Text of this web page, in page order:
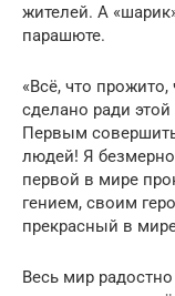
жителей. А
парашюте.
«Всё, что
сделано ради
Первым
людей! Я
первой в мире
гением, своим
прекрасный в
Весь мир